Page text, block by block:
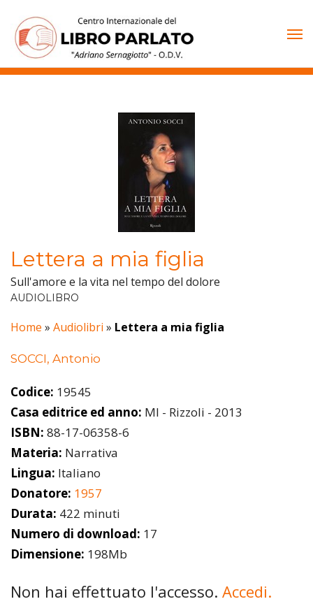
contenuto
Lettera a mia figlia
Sull'amore e la vita nel tempo del dolore
AUDIOLIBRO
Home » Audiolibri » Lettera a mia figlia
SOCCI, Antonio
Codice: 19545
Casa editrice ed anno: MI - Rizzoli - 2013
ISBN: 88-17-06358-6
Materia: Narrativa
Lingua: Italiano
Donatore: 1957
Durata: 422 minuti
Numero di download: 17
Dimensione: 198Mb
Non hai effettuato l'accesso. Accedi.